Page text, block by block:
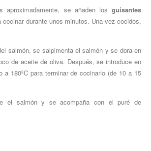
aproximadamente, se añaden los guisantes
durante unos minutos. Una vez cocidos,
salmón, se salpimenta el salmón y se dora en
de aceite de oliva. Después, se introduce en
a 180ºC para terminar de cocinarlo (de 10 a 15
el salmón y se acompaña con el puré de